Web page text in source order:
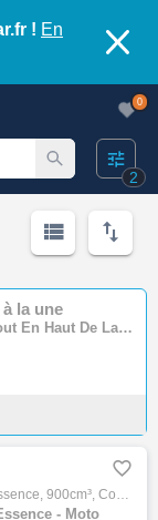
! En
2
0
la une
Afficher Votre Annonce Tout En Haut De La Page

Street, 04/2018, 19720 km, Essence, 900cm³, Couleur noir, 5500 € Equipements : TRIUMPH 900 STREET TWIN, bon état général, entièrement d'ori…
- Moto